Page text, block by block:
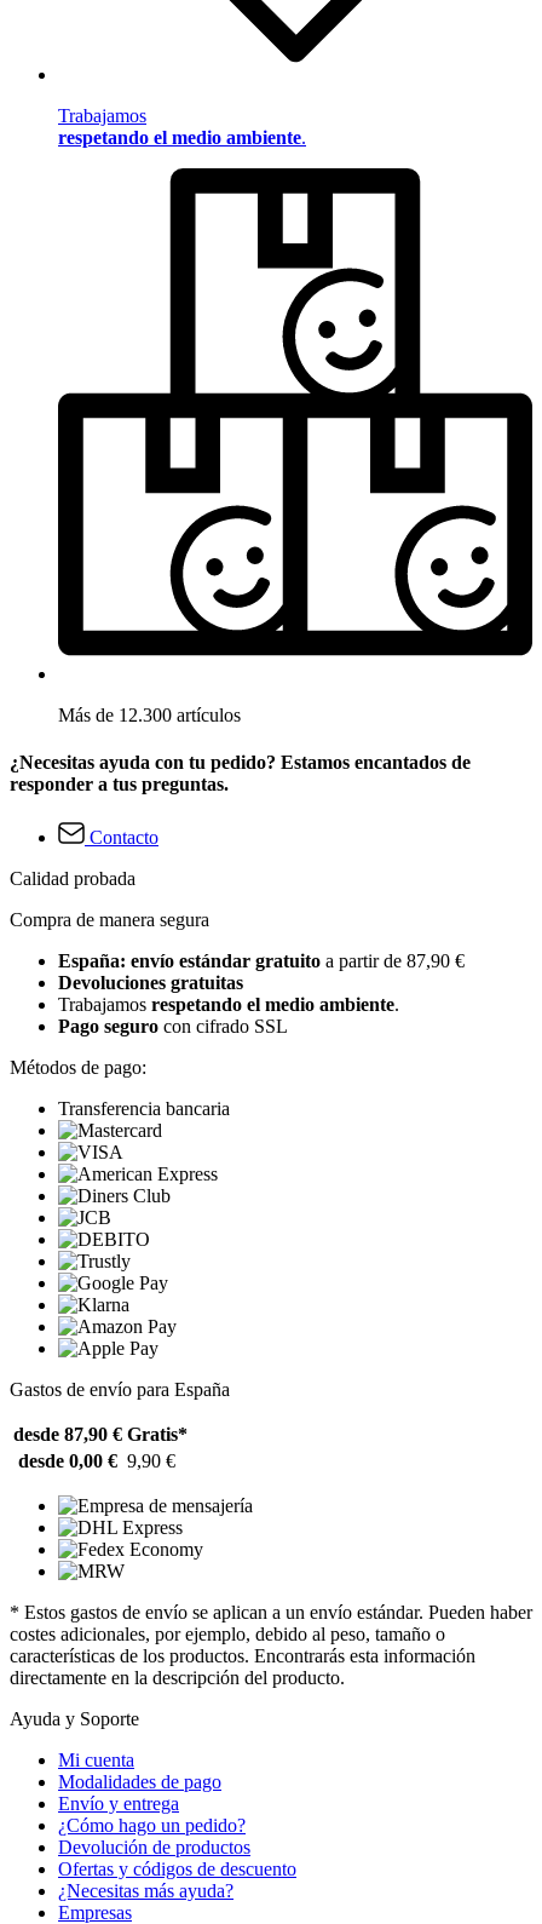
Trabajamos
respetando el medio ambiente.
Más de 12.300 artículos
¿Necesitas ayuda con tu pedido? Estamos encantados de
responder a tus preguntas.
Contacto
Calidad probada
Compra de manera segura
España: envío estándar gratuito a partir de 87,90 €
Devoluciones gratuitas
Trabajamos respetando el medio ambiente.
Pago seguro con cifrado SSL
Métodos de pago:
Transferencia bancaria
Gastos de envío para España
desde 87,90 € Gratis*
desde 0,00 € 9,90 €
* Estos gastos de envío se aplican a un envío estándar. Pueden haber
costes adicionales, por ejemplo, debido al peso, tamaño o
características de los productos. Encontrarás esta información
directamente en la descripción del producto.
Ayuda y Soporte
Mi cuenta
Modalidades de pago
Envío y entrega
¿Cómo hago un pedido?
Devolución de productos
Ofertas y códigos de descuento
¿Necesitas más ayuda?
Empresas